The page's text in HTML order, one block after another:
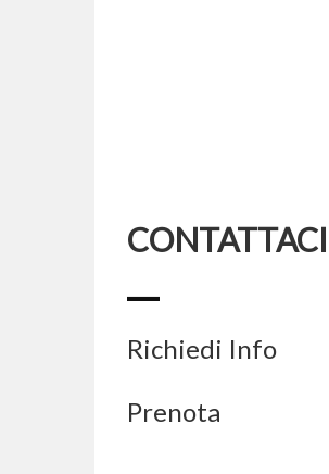
CONTATTACI
Richiedi Info
Prenota